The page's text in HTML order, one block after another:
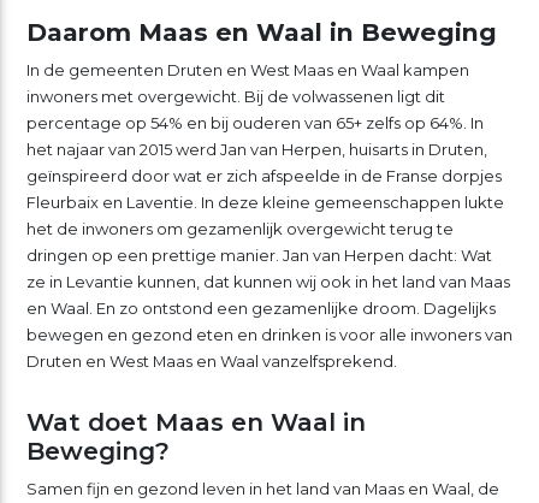
Daarom Maas en Waal in Beweging
In de gemeenten Druten en West Maas en Waal kampen
inwoners met overgewicht. Bij de volwassenen ligt dit
percentage op 54% en bij ouderen van 65+ zelfs op 64%. In
het najaar van 2015 werd Jan van Herpen, huisarts in Druten,
geïnspireerd door wat er zich afspeelde in de Franse dorpjes
Fleurbaix en Laventie. In deze kleine gemeenschappen lukte
het de inwoners om gezamenlijk overgewicht terug te
dringen op een prettige manier. Jan van Herpen dacht: Wat
ze in Levantie kunnen, dat kunnen wij ook in het land van Maas
en Waal. En zo ontstond een gezamenlijke droom. Dagelijks
bewegen en gezond eten en drinken is voor alle inwoners van
Druten en West Maas en Waal vanzelfsprekend.
Wat doet Maas en Waal in
Beweging?
Samen fijn en gezond leven in het land van Maas en Waal, de